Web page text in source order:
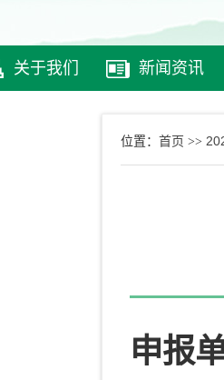
关于我们 新闻资讯
位置： 首页 >>
申报